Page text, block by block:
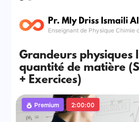
Pr. Mly Driss Ismaili
Enseignant de Physique Chimie
Grandeurs physiques
quantité de matière
+ Exercices)
Premium 2:00:00